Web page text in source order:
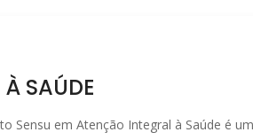
SAÚDE
Sensu em Atenção Integral à Saúde é